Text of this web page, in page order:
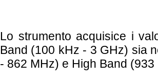
Lo strumento acquisice i
Band (100 kHz - 3 GHz) sia
- 862 MHz) e High Band